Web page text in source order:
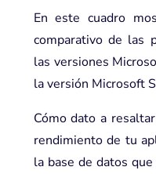
En este cuadro
comparativo de las
las versiones
la versión Microsoft
Cómo dato a
rendimiento de tu
la base de datos